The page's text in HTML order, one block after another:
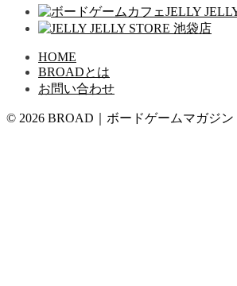
HOME
BROADとは
お問い合わせ
© 2026 BROAD｜ボードゲームマガジン